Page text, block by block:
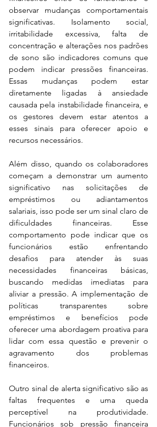
observar mudanças comportamentais
significativas. Isolamento social,
irritabilidade excessiva, falta de
concentração e alterações nos padrões
de sono são indicadores comuns que
podem indicar pressões financeiras.
Essas mudanças podem estar
diretamente ligadas à ansiedade
causada pela instabilidade financeira, e
os gestores devem estar atentos a
esses sinais para oferecer apoio e
recursos necessários.
Além disso, quando os colaboradores
começam a demonstrar um aumento
significativo nas solicitações de
empréstimos ou adiantamentos
salariais, isso pode ser um sinal claro de
dificuldades financeiras. Esse
comportamento pode indicar que os
funcionários estão enfrentando
desafios para atender às suas
necessidades financeiras básicas,
buscando medidas imediatas para
aliviar a pressão. A implementação de
políticas transparentes sobre
empréstimos e benefícios pode
oferecer uma abordagem proativa para
lidar com essa questão e prevenir o
agravamento dos problemas
financeiros.
Outro sinal de alerta significativo são as
faltas frequentes e uma queda
perceptível na produtividade.
Funcionários sob pressão financeira